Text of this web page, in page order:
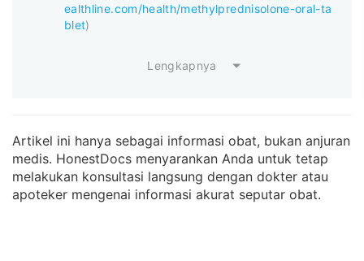
ealthline.com/health/methylprednisolone-oral-ta
blet)
Lengkapnya
Artikel ini hanya sebagai informasi obat, bukan anjuran
medis. HonestDocs menyarankan Anda untuk tetap
melakukan konsultasi langsung dengan dokter atau
apoteker mengenai informasi akurat seputar obat.